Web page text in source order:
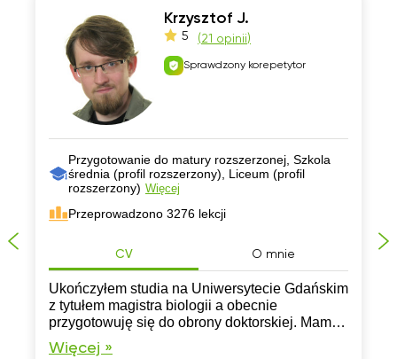
Krzysztof J.
5 (21 opinii)
Sprawdzony korepetytor
Przygotowanie do matury rozszerzonej, Szkola
średnia (profil rozszerzony), Liceum (profil
rozszerzony) Więcej
Przeprowadzono 3276 lekcji
CV O mnie
Ukończyłem studia na Uniwersytecie Gdańskim
z tytułem magistra biologii a obecnie
przygotowuję się do obrony doktorskiej. Mam
doświadczenie w nauczaniu i chętnie oferuję
swoją pomoc nauce, rozwiązywaniu zadań i
Więcej »